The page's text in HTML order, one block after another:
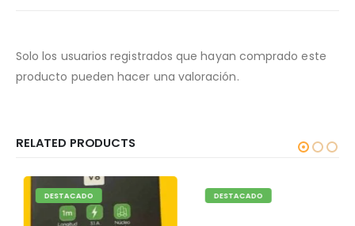
Solo los usuarios registrados que hayan comprado este
producto pueden hacer una valoración.
RELATED PRODUCTS
DESTACADO DESTACADO